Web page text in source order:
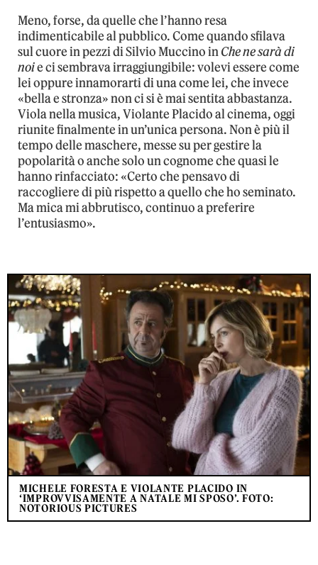
Meno, forse, da quelle che l’hanno resa
indimenticabile al pubblico. Come quando sfilava
sul cuore in pezzi di Silvio Muccino inChe ne sarà di
noie ci sembrava irraggiungibile: volevi essere come
lei oppure innamorarti di una come lei, che invece
«bella e stronza» non ci si è mai sentita abbastanza.
Viola nella musica, Violante Placido al cinema, oggi
riunite finalmente in un’unica persona. Non è più il
tempo delle maschere, messe su per gestire la
popolarità o anche solo un cognome che quasi le
hanno rinfacciato: «Certo che pensavo di
raccogliere di più rispetto a quello che ho seminato.
Ma mica mi abbrutisco, continuo a preferire
l’entusiasmo».
MICHELE FORESTA E VIOLANTE PLACIDO IN
‘IMPROVVISAMENTE A NATALE MI SPOSO’. FOTO:
NOTORIOUS PICTURES